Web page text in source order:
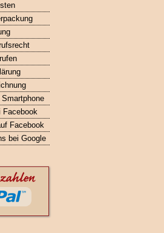
Facebook
Facebook
bei Google